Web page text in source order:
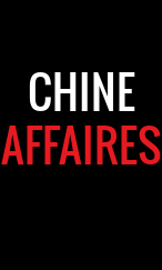
CHINE
AFFAIRES